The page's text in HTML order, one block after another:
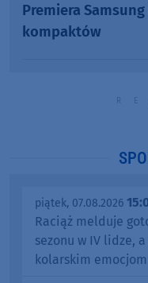
Premiera
kompaktów
piątek, 07.08.2026
Raciąż melduje
sezonu w IV lidze,
kolarskim